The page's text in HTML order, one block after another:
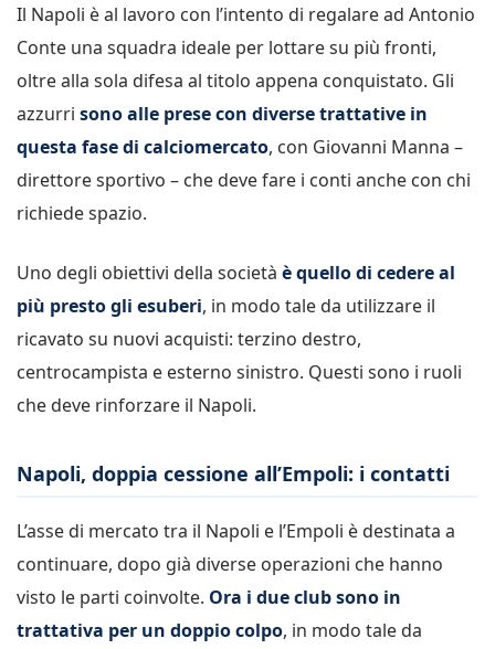
Il Napoli è al lavoro con l’intento di regalare ad Antonio
Conte una squadra ideale per lottare su più fronti,
oltre alla sola difesa al titolo appena conquistato. Gli
azzurri sono alle prese con diverse trattative in
questa fase di calciomercato, con Giovanni Manna –
direttore sportivo – che deve fare i conti anche con chi
richiede spazio.
Uno degli obiettivi della società è quello di cedere al
più presto gli esuberi, in modo tale da utilizzare il
ricavato su nuovi acquisti: terzino destro,
centrocampista e esterno sinistro. Questi sono i ruoli
che deve rinforzare il Napoli.
Napoli, doppia cessione all’Empoli: i contatti
L’asse di mercato tra il Napoli e l’Empoli è destinata a
continuare, dopo già diverse operazioni che hanno
visto le parti coinvolte. Ora i due club sono in
trattativa per un doppio colpo, in modo tale da